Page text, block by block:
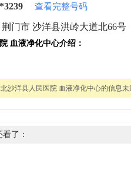
查看完整号码
门市 沙洋县洪岭大道北66号
血液净化中心介绍：
沙洋县人民医院 血液净化中心的信息
了：